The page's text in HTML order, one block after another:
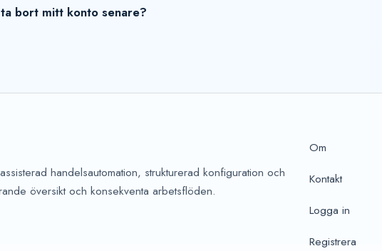
bort mitt konto senare?
handelsautomation, strukturerad konfiguration och
översikt och konsekventa arbetsflöden.
Om
Kontakt
Logga in
Registrera